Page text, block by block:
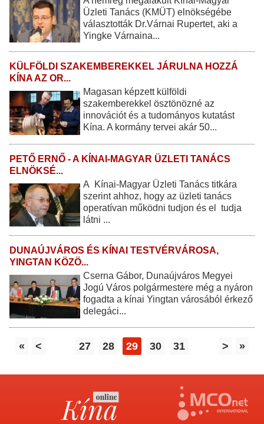
Üzleti Tanács (KMÜT) elnökségébe
választották Dr.Várnai Rupertet, aki a
Yingke Várnaina...
KÜLFÖLDI SZAKEMBEREKKEL JÁRULNA HOZZÁ
KÍNA AZ OR...
Magasan képzett külföldi
szakemberekkel ösztönözné az
innovációt és a tudományos kutatást
Kína. A kormány tervei akár 50...
PETŐ ERNŐ - A KÍNAI-MAGYAR ÜZLETI TANÁCS
ELNÖKSÉ...
A Kínai-Magyar Üzleti Tanács titkára
szerint ahhoz, hogy az üzleti tanács
operatívan működni tudjon és el tudja
látni ...
DUNAÚJVÁROS ÉS KÍNAI TESTVÉRVÁROSA,
YINGTAN KÖZÖ...
Cserna Gábor, Dunaújváros Megyei
Jogú Város polgármestere még a nyáron
fogadta a kínai Yingtan városából érkező
delegáci...
« < 27 28 29 30 31 > »